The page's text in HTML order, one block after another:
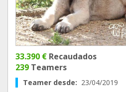
33.390 € Recaudados
239 Teamers
Teamer desde: 23/04/2019